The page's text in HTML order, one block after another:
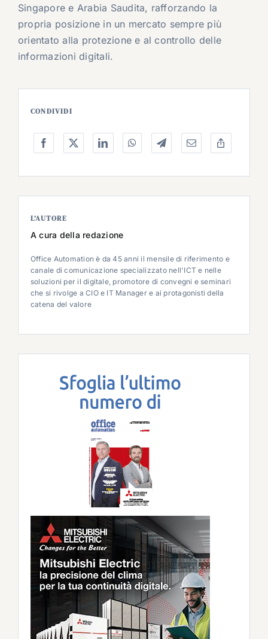
Singapore e Arabia Saudita, rafforzando la
propria posizione in un mercato sempre più
orientato alla protezione e al controllo delle
informazioni digitali.
CONDIVIDI
L’AUTORE
A cura della redazione
Office Automation è da 45 anni il mensile di riferimento e
canale di comunicazione specializzato nell'ICT e nelle
soluzioni per il digitale, promotore di convegni e seminari
che si rivolge a CIO e IT Manager e ai protagonisti della
catena del valore